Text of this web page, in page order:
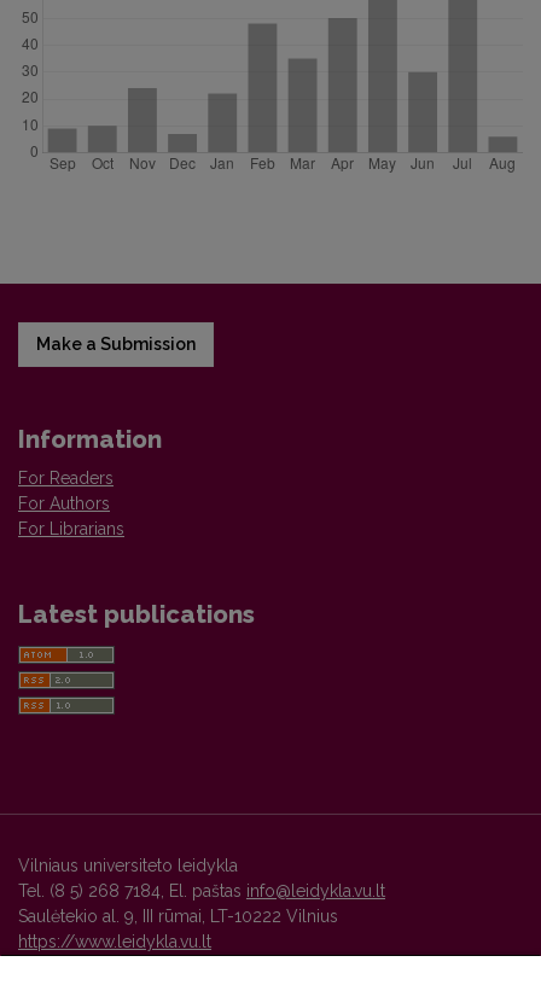
Make a Submission
Information
For Readers
For Authors
For Librarians
Latest publications
Vilniaus universiteto leidykla
Tel. (8 5) 268 7184, El. paštas info@leidykla.vu.lt
Saulėtekio al. 9, III rūmai, LT-10222 Vilnius
https://www.leidykla.vu.lt